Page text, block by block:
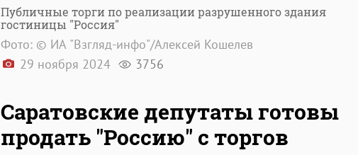
Публичные торги по реализации разрушенного здания
гостиницы "Россия"
Фото: © ИА "Взгляд-инфо"/Алексей Кошелев
29 ноября 2024
3756
Саратовские депутаты готовы
продать "Россию" с торгов